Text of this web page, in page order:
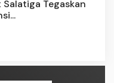
Salatiga Tegaskan